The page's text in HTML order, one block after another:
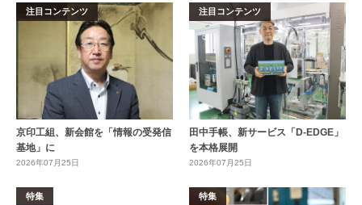
注目コンテンツ
京印工組、新会館を「情報の受発信
基地」に
2026年07月25日
注目コンテンツ
田中手帳、新サービス「D-EDGE」
を本格展開
2026年07月25日
特集 特集